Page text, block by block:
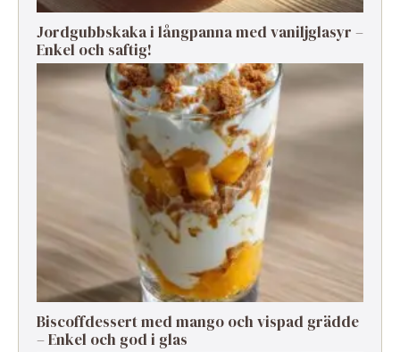
Jordgubbskaka i långpanna med vaniljglasyr –
Enkel och saftig!
Biscoffdessert med mango och vispad grädde
– Enkel och god i glas